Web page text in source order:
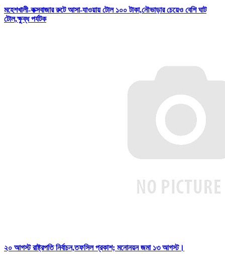
মহেশখালী-কক্সবাজার রুটে আসা-যাওয়ায় টোল ১০০ টাকা,নৌভাড়ার চেয়েও বেশি ঘাট
টোল,ক্ষুব্ধ পর্যটক
২০ আগস্ট রাষ্ট্রপতি নির্বাচন,তফসিল প্রকাশ; মনোনয়ন জমা ১৩ আগস্ট।